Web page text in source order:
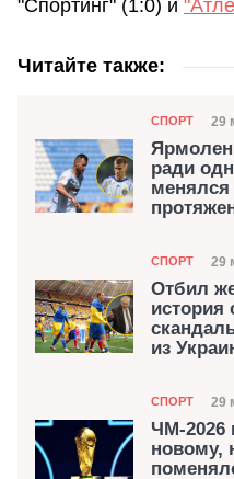
"Спортинг" (1:0) и
Читайте также:
Категория
СПОРТ 29
ради
менялся
Категория
СПОРТ 29
Отбил
история
из
Категория
СПОРТ 29
ЧМ-2026
новому,